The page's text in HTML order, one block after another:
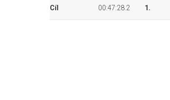
Cíl 00:47:28.2 1.